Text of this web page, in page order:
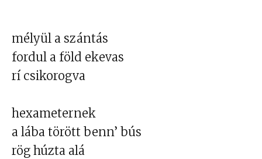
mélyül a szántás
fordul a föld ekevas
rí csikorogva
hexameternek
a lába törött benn’ bús
rög húzta alá